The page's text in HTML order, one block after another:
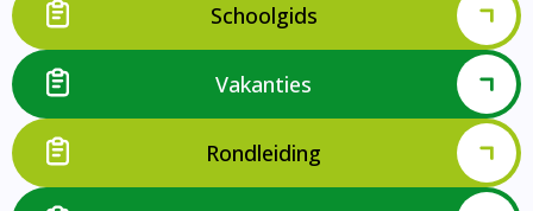
Schoolgids
Vakanties
Rondleiding